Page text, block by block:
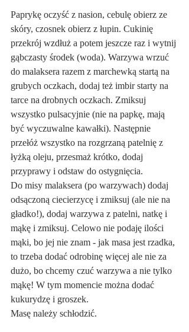
Paprykę oczyść z nasion, cebulę obierz ze
skóry, czosnek obierz z łupin. Cukinię
przekrój wzdłuż a potem jeszcze raz i wytnij
gąbczasty środek (woda). Warzywa wrzuć
do malaksera razem z marchewką startą na
grubych oczkach, dodaj też imbir starty na
tarce na drobnych oczkach. Zmiksuj
wszystko pulsacyjnie (nie na papkę, mają
być wyczuwalne kawałki). Następnie
przełóż wszystko na rozgrzaną patelnię z
łyżką oleju, przesmaż krótko, dodaj
przyprawy i odstaw do ostygnięcia.
Do misy malaksera (po warzywach) dodaj
odsączoną ciecierzycę i zmiksuj (ale nie na
gładko!), dodaj warzywa z patelni, natkę i
mąkę i zmiksuj. Celowo nie podaję ilości
mąki, bo jej nie znam - jak masa jest rzadka,
to trzeba dodać odrobinę więcej ale nie za
dużo, bo chcemy czuć warzywa a nie tylko
mąkę! W tym momencie można dodać
kukurydzę i groszek.
Masę należy schłodzić.